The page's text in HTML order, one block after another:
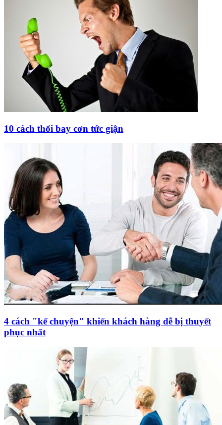
10 cách thổi bay cơn tức giận
4 cách "kể chuyện" khiến khách hàng dễ bị thuyết
phục nhất